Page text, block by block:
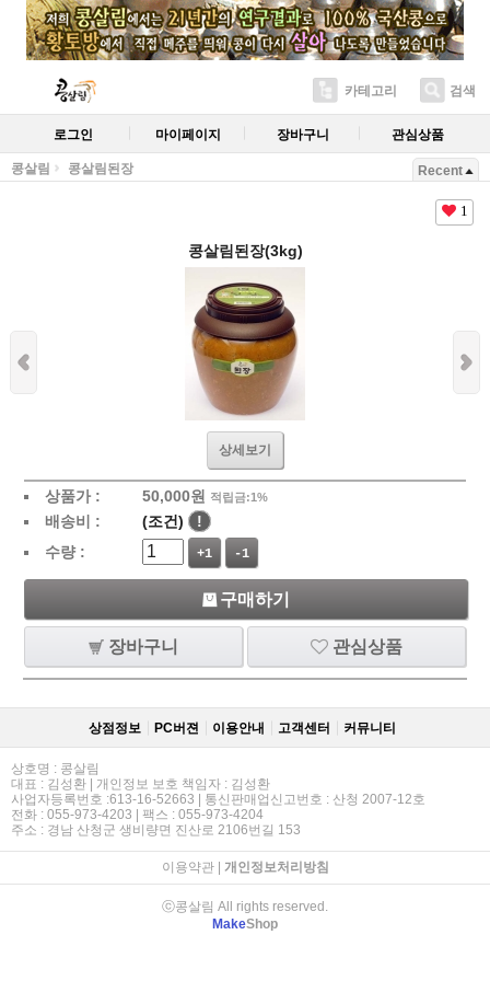
카테고리 검색
로그인 마이페이지 장바구니 관심상품
콩살림 콩살림된장 Recent
1
콩살림된장(3kg)
상세보기
상품가 : 50,000원 적립금:1%
배송비 : (조건)
!
수량 :
+1 -1
구매하기
장바구니 관심상품
상점정보 PC버젼 이용안내 고객센터 커뮤니티
상호명 : 콩살림
대표 : 김성환 | 개인정보 보호 책임자 : 김성환
사업자등록번호 :613-16-52663 | 통신판매업신고번호 : 산청 2007-12호
전화 : 055-973-4203 | 팩스 : 055-973-4204
주소 : 경남 산청군 생비량면 진산로 2106번길 153
이용약관| 개인정보처리방침
ⓒ콩살림 All rights reserved.
MakeShop